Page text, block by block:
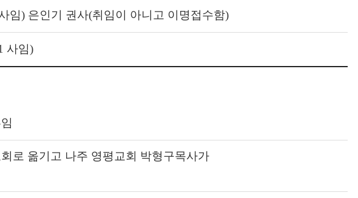
임) 은인기 권사(취임이 아니고 이명접수함)
사임)
로 옮기고 나주 영평교회 박형구목사가